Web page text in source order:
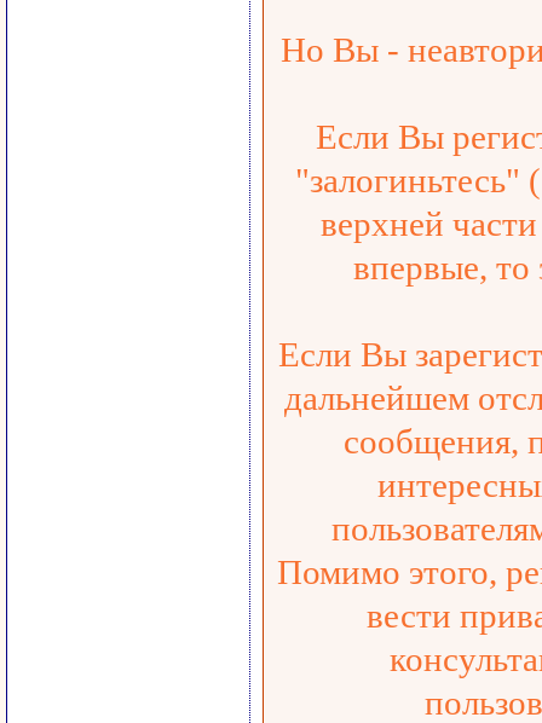
Но Вы -
Если Вы
"залогиньтесь"
верхней
впервые, то
Если Вы
дальнейшем
сообщения,
Помимо этого,
вести